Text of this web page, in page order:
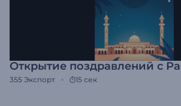
Открытие поздравлений с
355 Экспорт 15 сек